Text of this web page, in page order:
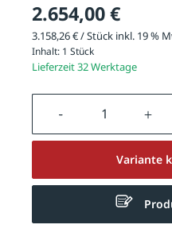
2.654,00 €
3.158,26 € / Stück inkl. 19 %
Inhalt: 1 Stück
Lieferzeit 32 Werktage
Produkt
Variante